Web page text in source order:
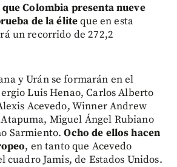
Colombia presenta nueve
de la éliteque en esta
un recorrido de 272,2
y Urán se formarán en el
Luis Henao, Carlos Alberto
Acevedo, Winner Andrew
Miguel Ángel Rubiano
Sarmiento.Ocho de ellos hacen
, en tanto que Acevedo
cuadro Jamis, de Estados Unidos.